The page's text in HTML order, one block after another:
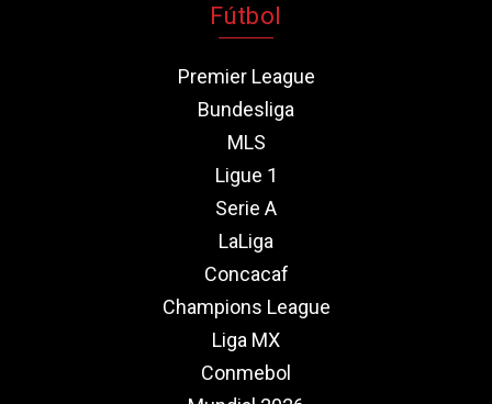
Fútbol
Premier League
Bundesliga
MLS
Ligue 1
Serie A
LaLiga
Concacaf
Champions League
Liga MX
Conmebol